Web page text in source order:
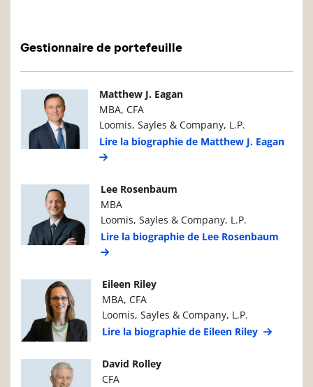
Gestionnaire de portefeuille
Photo du gestionnaire de portefeuille
Matthew J. Eagan
MBA, CFA
Loomis, Sayles & Company, L.P.
Lire la biographie de Matthew J. Eagan
Photo du gestionnaire de portefeuille
Lee Rosenbaum
MBA
Loomis, Sayles & Company, L.P.
Lire la biographie de Lee Rosenbaum
Photo du gestionnaire de portefeuille
Eileen Riley
MBA, CFA
Loomis, Sayles & Company, L.P.
Lire la biographie de Eileen Riley
Photo du gestionnaire de portefeuille
David Rolley
CFA